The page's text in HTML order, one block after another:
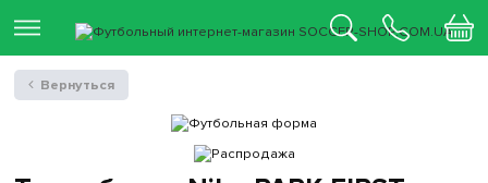
Вернуться